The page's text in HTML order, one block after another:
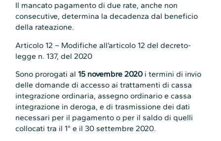
Il mancato pagamento di due rate, anche non
consecutive, determina la decadenza dal beneficio
della rateazione.
Articolo 12 – Modifiche all’articolo 12 del decreto-
legge n. 137, del 2020
Sono prorogati al15 novembre 2020 i termini di invio
delle domande di accesso ai trattamenti di cassa
integrazione ordinaria, assegno ordinario e cassa
integrazione in deroga, e di trasmissione dei dati
necessari per il pagamento o per il saldo di quelli
collocati tra il 1° e il 30 settembre 2020.